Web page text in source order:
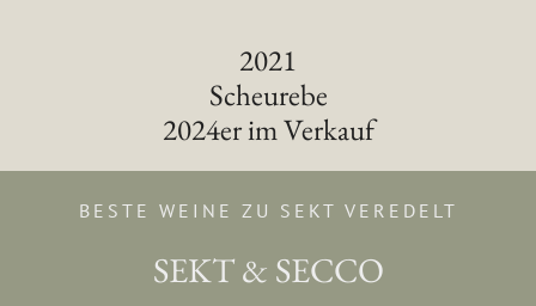
2021
Scheurebe
2024er im Verkauf
BESTE WEINE ZU SEKT VEREDELT
SEKT & SECCO